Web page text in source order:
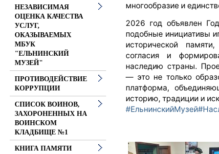
многообразие и
2026 год объявлен
подобные инициативы
исторической
согласия и
наследию страны.
— это не только
платформа,
историю, традиции и
#ЕльнинскийМузей
НЕЗАВИСИМАЯ
ОЦЕНКА КАЧЕСТВА
УСЛУГ,
ОКАЗЫВАЕМЫХ
МБУК
"ЕЛЬНИНСКИЙ
МУЗЕЙ"
ПРОТИВОДЕЙСТВИЕ
КОРРУПЦИИ
СПИСОК ВОИНОВ,
ЗАХОРОНЕННЫХ НА
ВОИНСКОМ
КЛАДБИЩЕ №1
КНИГА ПАМЯТИ